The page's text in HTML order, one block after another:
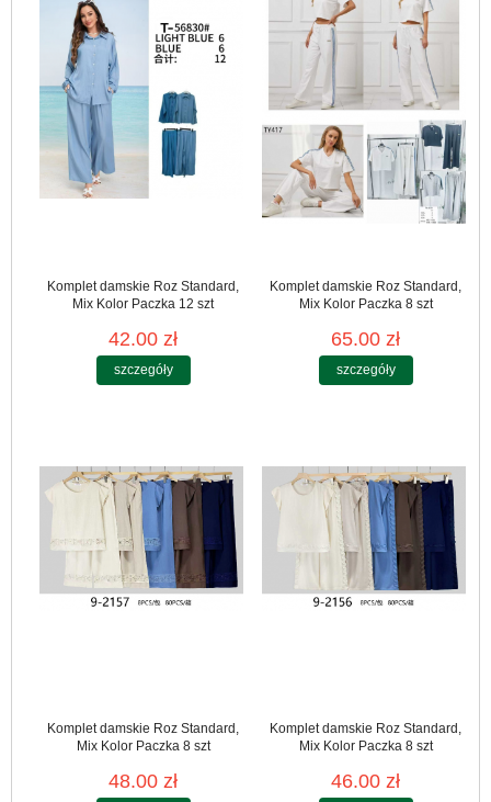
Komplet damskie Roz Standard,
Mix Kolor Paczka 12 szt
42.00 zł
szczegóły
Komplet damskie Roz Standard,
Mix Kolor Paczka 8 szt
65.00 zł
szczegóły
Komplet damskie Roz Standard,
Mix Kolor Paczka 8 szt
48.00 zł
Komplet damskie Roz Standard,
Mix Kolor Paczka 8 szt
46.00 zł